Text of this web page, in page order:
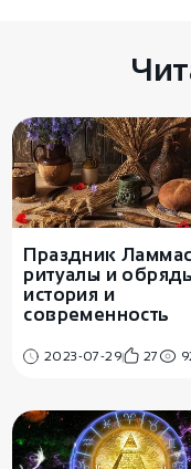
Праздник
ритуалы и
история и
современность
2023-07-29 27